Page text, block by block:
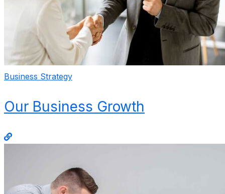
Business Strategy
Our Business Growth